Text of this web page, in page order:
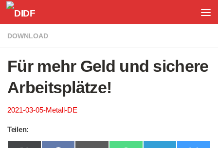
Unter dem Inhalt
DOWNLOAD
Für mehr Geld und sichere
Arbeitsplätze!
2021-03-05-Metall-DE
Teilen: